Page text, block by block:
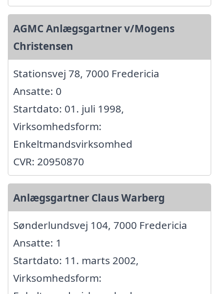
AGMC Anlægsgartner v/Mogens
Christensen
Stationsvej 78, 7000 Fredericia
Ansatte: 0
Startdato: 01. juli 1998,
Virksomhedsform:
Enkeltmandsvirksomhed
CVR: 20950870
Anlægsgartner Claus Warberg
Sønderlundsvej 104, 7000 Fredericia
Ansatte: 1
Startdato: 11. marts 2002,
Virksomhedsform: